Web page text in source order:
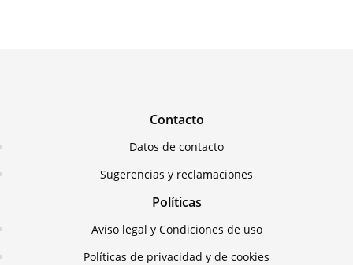
Contacto
Datos de contacto
Sugerencias y reclamaciones
Políticas
Aviso legal y Condiciones de uso
Políticas de privacidad y de cookies